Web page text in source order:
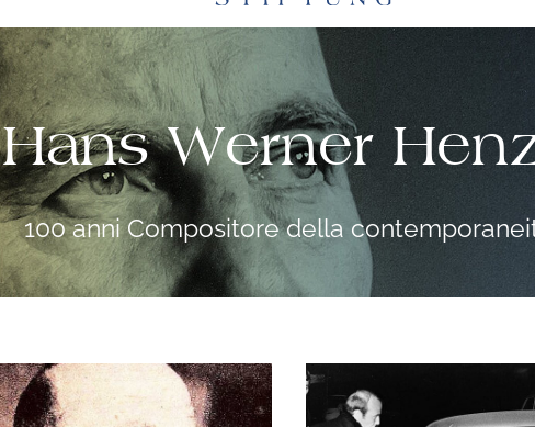
Hans Werner
100 anni Compositore della